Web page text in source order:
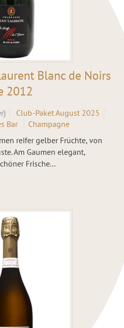
Blanc de Noirs
2012
Club-Paket August 2025
Bar
Champagne
reifer gelber Früchte, von
Am Gaumen elegant,
Frische...